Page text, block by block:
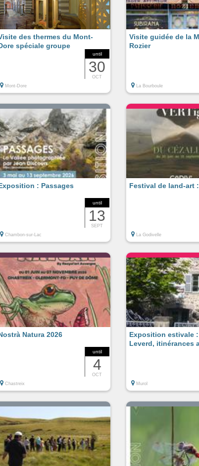
until
30
OCT
des thermes du Mont-
spéciale groupe
Mont-Dore
Visite guidée de la
Rozier
La Bourboule
until
13
SEPT
: Passages
Chambon-sur-Lac
Festival de land-art
La Godivelle
until
4
OCT
Natura 2026
Chastreix
Exposition estivale
Leverd, itinérances
Murol